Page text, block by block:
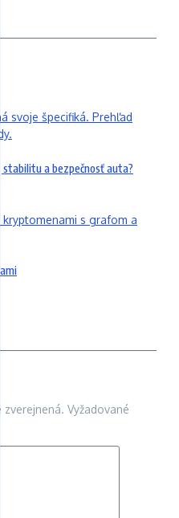
a bezpečnosť auta?
zverejnená. Vyžadované